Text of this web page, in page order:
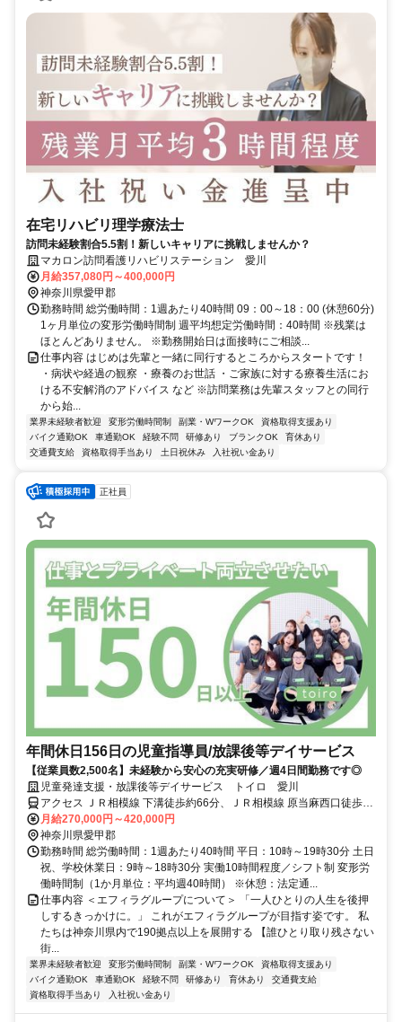
在宅リハビリ理学療法士
訪問未経験割合5.5割！新しいキャリアに挑戦しませんか？
マカロン訪問看護リハビリステーション 愛川
月給357,080円～400,000円
神奈川県愛甲郡
勤務時間 総労働時間：1週あたり40時間 09：00～18：00 (休憩60分)
1ヶ月単位の変形労働時間制 週平均想定労働時間：40時間 ※残業は
ほとんどありません。 ※勤務開始日は面接時にご相談...
仕事内容 はじめは先輩と一緒に同行するところからスタートです！
・病状や経過の観察 ・療養のお世話 ・ご家族に対する療養生活にお
ける不安解消のアドバイス など ※訪問業務は先輩スタッフとの同行
から始...
業界未経験者歓迎 変形労働時間制 副業・WワークOK
資格取得支援あり
バイク通勤OK
車通勤OK 経験不問 研修あり ブランクOK
育休あり
交通費支給
資格取得手当あり 土日祝休み 入社祝い金あり
正社員
年間休日156日の児童指導員/放課後等デイサービス
【従業員数2,500名】未経験から安心の充実研修／週4日間勤務です◎
児童発達支援・放課後等デイサービス トイロ 愛川
アクセス ＪＲ相模線 下溝徒歩約66分、ＪＲ相模線 原当麻西口徒歩約
67分、ＪＲ相模線 相武台下徒歩約81分 桜台［愛川町］（バス）より
徒歩2分、JR相模線 下溝駅から車で13分
月給270,000円～420,000円
神奈川県愛甲郡
勤務時間 総労働時間：1週あたり40時間 平日：10時～19時30分 土日
祝、学校休業日：9時～18時30分 実働10時間程度／シフト制 変形労
働時間制（1か月単位：平均週40時間） ※休憩：法定通...
仕事内容 ＜エフィラグループについて＞ 「一人ひとりの人生を後押
しするきっかけに。」 これがエフィラグループが目指す姿です。 私
たちは神奈川県内で190拠点以上を展開する 【誰ひとり取り残さない
街...
業界未経験者歓迎 変形労働時間制 副業・WワークOK
資格取得支援あり
バイク通勤OK
車通勤OK 経験不問 研修あり 育休あり
交通費支給
資格取得手当あり
入社祝い金あり